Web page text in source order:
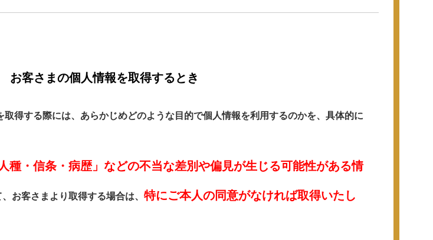
お客さまの個人情報を取得するとき
得する際には、あらかじめどのような目的で個人情報を利用するのかを、具体的に
人種・信条・病歴」などの不当な差別や偏見が生じる可能性がある情
、お客さまより取得する場合は、 特にご本人の同意がなければ取得いたし